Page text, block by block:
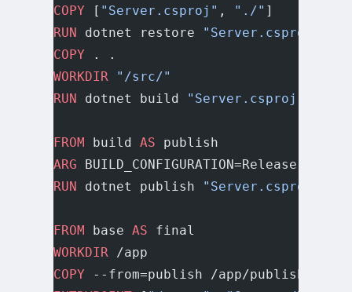
COPY [ "Server.csproj" , "./" ]
RUN dotnet restore
"Server.csproj"
COPY . .
WORKDIR "/src/"
RUN dotnet build "Server.csproj"
FROM build AS publish
ARG BUILD_CONFIGURATION=Release
RUN dotnet publish "Server.csproj"
FROM base AS final
WORKDIR /app
COPY --from=publish /app/publish .